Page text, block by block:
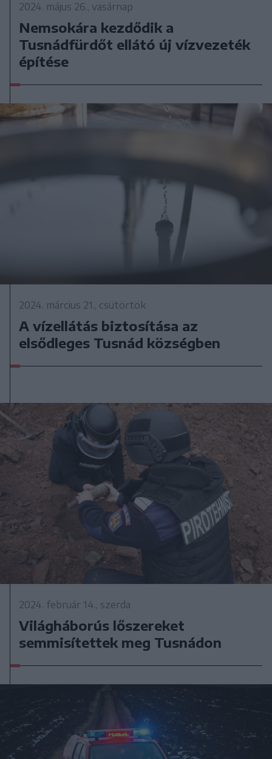
2024. május 26., vasárnap
Nemsokára kezdődik a
Tusnádfürdőt ellátó új vízvezeték
építése
2024. március 21., csütörtök
A vízellátás biztosítása az
elsődleges Tusnád községben
2024. február 14., szerda
Világháborús lőszereket
semmisítettek meg Tusnádon